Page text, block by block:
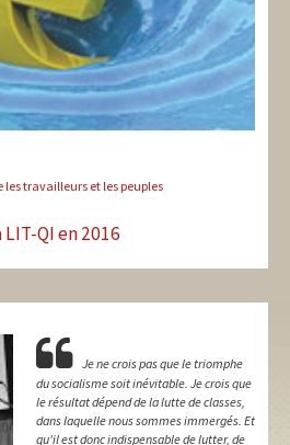
travailleurs et les peuples
LIT-QI en 2016
Je ne crois pas que le triomphe
du socialisme soit inévitable. Je crois que
le résultat dépend de la lutte de classes,
dans laquelle nous sommes immergés. Et
qu'il est donc indispensable de lutter, de